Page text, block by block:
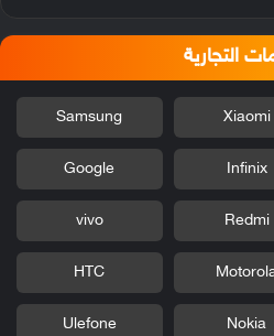
التجارية
Xiaomi
Samsung
Infinix
Google
Redmi
vivo
HTC
Nokia
Ulefone